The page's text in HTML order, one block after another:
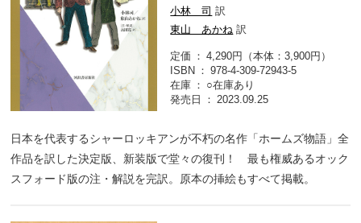
小林 司 訳
東山 あかね 訳
定価
4,290円（本体：3,900円）
ISBN
978-4-309-72943-5
在庫
○在庫あり
発売日
2023.09.25
日本を代表するシャーロッキアンが不朽の名作「ホームズ物語」全
作品を訳した決定版、新装版で堂々の復刊！ 最も権威あるオック
スフォード版の注・解説を完訳。原本の挿絵もすべて掲載。